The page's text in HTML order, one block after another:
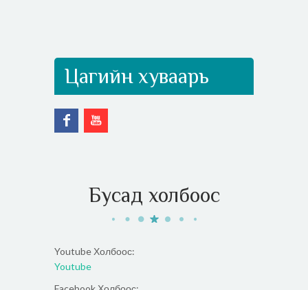
Цагийн хуваарь
Бусад холбоос
Youtube Холбоос:
Youtube